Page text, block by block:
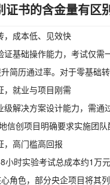
证书的含金量有区
，成本低、见效快
证基础操作能力，考试仅
简历通过率。对于零基础
，就业与项目刚需
级解决方案设计能力，需
信创项目明确要求实施团
，高门槛高回报
小时实验考试总成本约1万
角色，部分央企项目将其